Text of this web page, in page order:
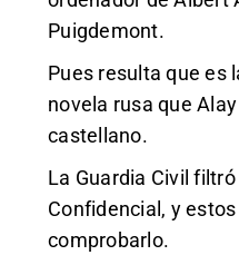
Puigdemont.
Pues resulta que es
novela rusa que
castellano.
La Guardia Civil
Confidencial, y
comprobarlo.